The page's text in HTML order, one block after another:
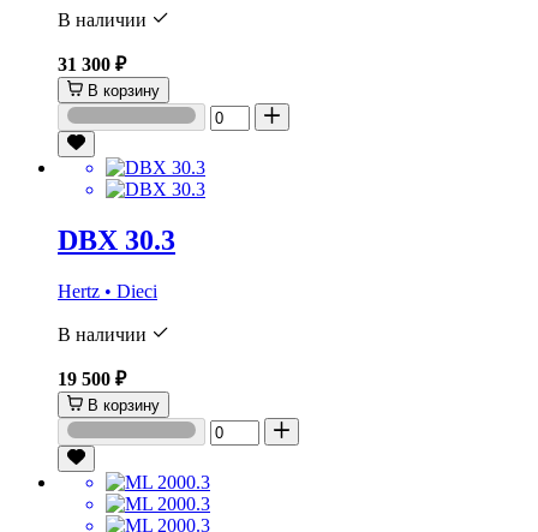
В наличии
31 300 ₽
В корзину
DBX 30.3
Hertz • Dieci
В наличии
19 500 ₽
В корзину